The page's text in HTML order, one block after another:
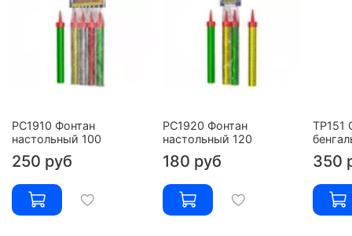
РС1910 Фонтан
настольный 100
250 руб
РС1920 Фонтан
настольный 120
180 руб
ТР151
350